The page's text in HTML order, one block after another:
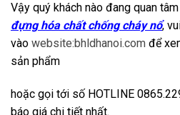
Vậy quý khách nào đang quan
đựng hóa chất chống cháy nổ,
vào website:bhldhanoi.com để
sản phẩm
hoặc gọi tới số HOTLINE
báo giá chi tiết nhất.